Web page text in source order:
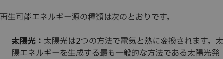
再生可能エネルギー源の種類は次のとおりです。
太陽光： 太陽光は2つの方法で電気と熱に変換されます。太
陽エネルギーを生成する最も一般的な方法である太陽光発